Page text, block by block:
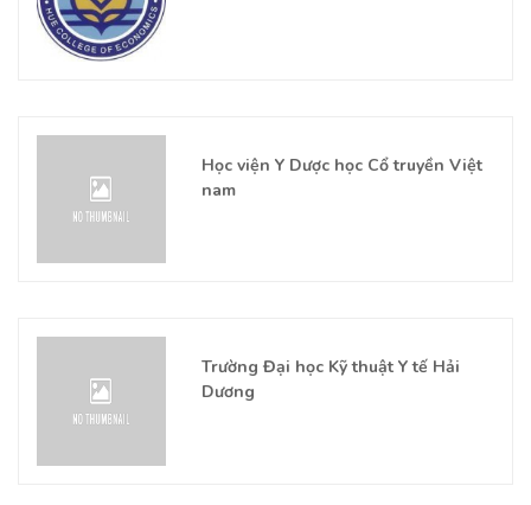
Học viện Y Dược học Cổ truyền Việt
nam
Trường Đại học Kỹ thuật Y tế Hải
Dương